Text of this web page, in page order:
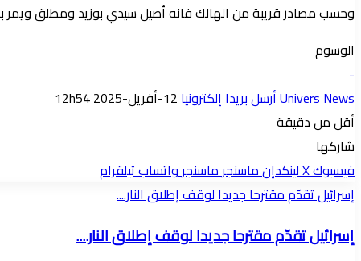
وحسب مصادر قريبة من الهالك فانه أصيل سيدي بوزيد ومطلق ويمر
الوسوم
-
Univers Newsأرسل بريدا إلكترونيا12-أفريل-2025 12h54
أقل من دقيقة
شاركها
فيسبوك‫Xلينكدإنماسنجرماسنجرواتسابتيلقرام
إسرائيل تقدّم مقترحا جديدا لوقف إطلاق النار....
إسرائيل تقدّم مقترحا جديدا لوقف إطلاق النار....